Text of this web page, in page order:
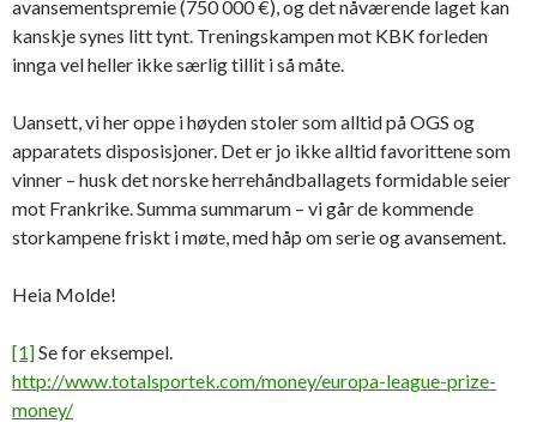
avansementspremie (750 000 €), og det nåværende laget kan
kanskje synes litt tynt. Treningskampen mot KBK forleden
innga vel heller ikke særlig tillit i så måte.
Uansett, vi her oppe i høyden stoler som alltid på OGS og
apparatets disposisjoner. Det er jo ikke alltid favorittene som
vinner – husk det norske herrehåndballagets formidable seier
mot Frankrike. Summa summarum – vi går de kommende
storkampene friskt i møte, med håp om serie og avansement.
Heia Molde!
[1]Se for eksempel.
http://www.totalsportek.com/money/europa-league-prize-
money/